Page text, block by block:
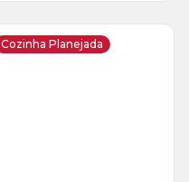
Cozinha Planejada